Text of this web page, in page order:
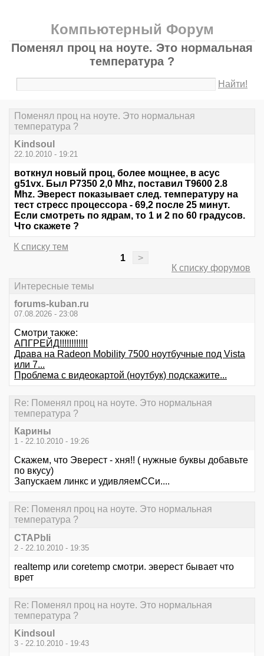
Компьютерный Форум
Поменял проц на ноуте. Это нормальная
температура ?
Найти!
Поменял проц на ноуте. Это нормальная
температура ?
Kindsoul
22.10.2010 - 19:21
воткнул новый проц, более мощнее, в асус
g51vx. Был P7350 2,0 Mhz, поставил T9600 2.8
Mhz. Эверест показывает след. температуру на
тест стресс процессора - 69,2 после 25 минут.
Если смотреть по ядрам, то 1 и 2 по 60 градусов.
Что скажете ?
К списку тем
1
>
К списку форумов
Интересные темы
forums-kuban.ru
07.08.2026 - 23:08
Смотри также:
АПГРЕЙД!!!!!!!!!!!!
Драва на Radeon Mobility 7500 ноутбучные под Vista
или 7...
Проблема с видеокартой (ноутбук) подскажите...
Re: Поменял проц на ноуте. Это нормальная
температура ?
Карины
1 - 22.10.2010 - 19:26
Скажем, что Эверест - хня!! ( нужные буквы добавьте
по вкусу)
Запускаем линкс и удивляемССи....
Re: Поменял проц на ноуте. Это нормальная
температура ?
CTAPbIi
2 - 22.10.2010 - 19:35
realtemp или coretemp смотри. эверест бывает что
врет
Re: Поменял проц на ноуте. Это нормальная
температура ?
Kindsoul
3 - 22.10.2010 - 19:43